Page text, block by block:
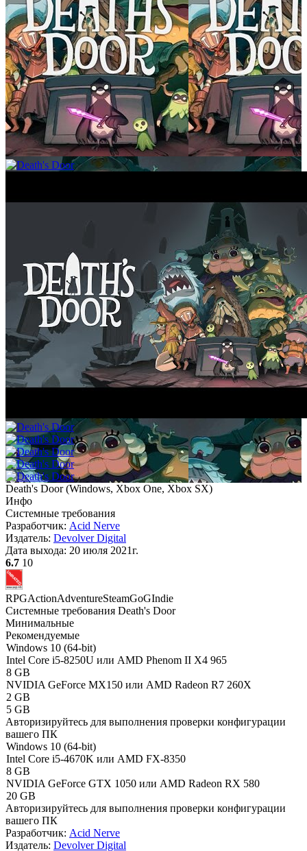
Death's Door (Windows, Xbox One, Xbox SX)
Инфо
Системные требования
Разработчик: Acid Nerve
Издатель: Devolver Digital
Дата выхода: 20 июля 2021г.
6.7 10
RPGActionAdventureSteamGoGIndie
Системные требования Death's Door
Минимальные
Рекомендуемые
Windows 10 (64-bit)
Intel Core i5-8250U или AMD Phenom II X4 965
8 GB
NVIDIA GeForce MX150 или AMD Radeon R7 260X
2 GB
5 GB
Авторизируйтесь для выполнения проверки конфигурации
вашего ПК
Windows 10 (64-bit)
Intel Core i5-4670K или AMD FX-8350
8 GB
NVIDIA GeForce GTX 1050 или AMD Radeon RX 580
20 GB
Авторизируйтесь для выполнения проверки конфигурации
вашего ПК
Разработчик: Acid Nerve
Издатель: Devolver Digital